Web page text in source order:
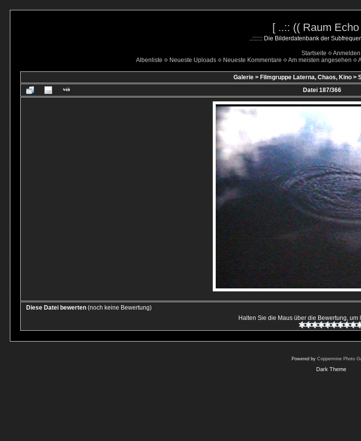
[ ..:: (( Raum
..::::::: Die Bilderdatenbank der
Startseite
Anmelden
Albenliste
Neueste Uploads Neueste Kommentare Am meisten angesehen
Galerie > Filmgruppe Laterna, Chaos, Kino >
Datei 187/366
Diese Datei bewerten (noch keine Bewertung)
Halten Sie die Maus über die Bewertung, um
Powered by Coppermine Photo
Dark Theme